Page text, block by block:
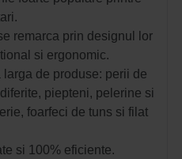
remarca prin designul lor
si ergonomic.
de produse: perii de
piepteni, pelerine si
foarfeci de tuns si filat
si 100% eficiente.